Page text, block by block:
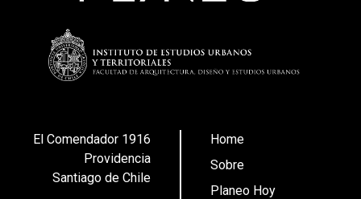
El Comendador 1916
Providencia
Santiago de Chile
Home
Sobre
Planeo Hoy